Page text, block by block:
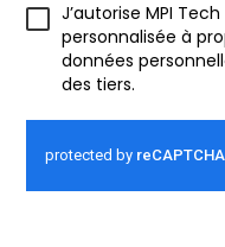
J’autorise MPI
personnalisée à
données
des tiers.